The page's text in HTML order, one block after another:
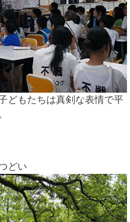
どもたちは真剣な表情で平
どい